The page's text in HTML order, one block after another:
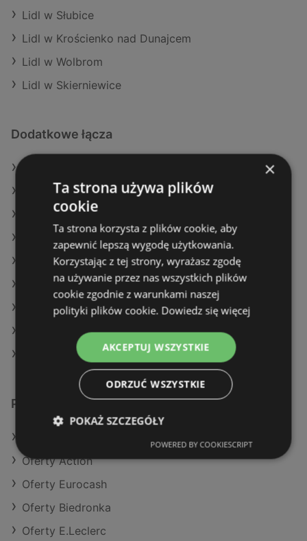
Lidl w Słubice
Lidl w Krościenko nad Dunajcem
Lidl w Wolbrom
Lidl w Skierniewice
Dodatkowe łącza
Oferty SPAR
Oferty Biedronka
Aktualne gazetki Carrefour
Aktualne gazetki Żabka
Aktualne gazetki Kaufland
Aktualne gazetki Aldi
Aktualne gazetki Dino
Sklepy Lidl w Międzyzdroje
Podobne sklepy detaliczne
Oferty Action
Oferty Eurocash
Oferty Biedronka
Oferty E.Leclerc
×
Ta strona używa plików
cookie
Ta strona korzysta z plików cookie, aby
zapewnić lepszą wygodę użytkowania.
Korzystając z tej strony, wyrażasz zgodę
na używanie przez nas wszystkich plików
cookie zgodnie z warunkami naszej
polityki plików cookie. Dowiedz się więcej
AKCEPTUJ WSZYSTKIE
ODRZUĆ WSZYSTKIE
POKAŻ SZCZEGÓŁY
POWERED BY COOKIESCRIPT